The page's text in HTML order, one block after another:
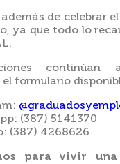
de celebrar
ya que todo lo
continúan
formulario
(387) 5141370
(387) 4268626
para vivir